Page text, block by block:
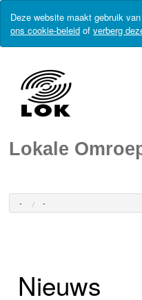
Deze website maakt gebruik
ons cookie-beleid of verberg
Lokale
- -
Login
Nieuws